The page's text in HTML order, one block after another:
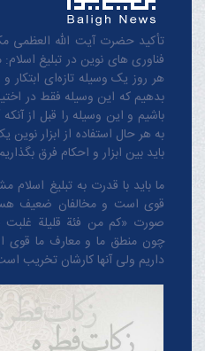
تأکید حضرت آیت الله العظمی
فناوری های نوین در تبلیغ اسلام:
هر روز یک وسیله تازه‌ای ابتکار
بدهیم که این وسیله فقط در
باشیم و این وسیله را قبل از آنکه
به هر حال استفاده از ابزار
باید بین ابزار و احکام فرق
ما باید با قدرت به تبلیغ
قوی است و مخالفان ضعیف
صورت «کم من فئة قلیلة غلبت
چون منطق‌ ما و معارف ‌ما
داریم ولی آنها کارشان تخریب